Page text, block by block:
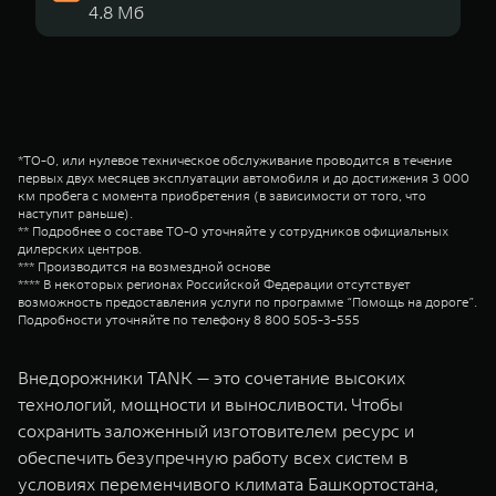
4.8 Мб
*ТО-0, или нулевое техническое обслуживание проводится в течение
первых двух месяцев эксплуатации автомобиля и до достижения 3 000
км пробега с момента приобретения (в зависимости от того, что
наступит раньше).
** Подробнее о составе ТО-0 уточняйте у сотрудников официальных
дилерских центров.
*** Производится на возмездной основе
**** В некоторых регионах Российской Федерации отсутствует
возможность предоставления услуги по программе “Помощь на дороге”.
Подробности уточняйте по телефону 8 800 505-3-555
Внедорожники TANK — это сочетание высоких
технологий, мощности и выносливости. Чтобы
сохранить заложенный изготовителем ресурс и
обеспечить безупречную работу всех систем в
условиях переменчивого климата Башкортостана,